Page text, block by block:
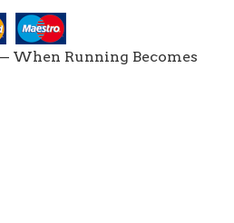
When Running Becomes